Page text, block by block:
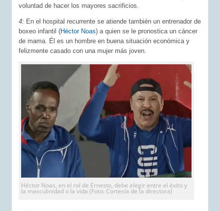
voluntad de hacer los mayores sacrificios.
4: En el hospital recurrente se atiende también un entrenador de
boxeo infantil (Héctor Noas) a quien se le pronostica un cáncer
de mama. Él es un hombre en buena situación económica y
felizmente casado con una mujer más joven.
Héctor Noas, en el rol de Ernesto, debe elegir entre el éxito y
la masculinidad o la vida (Foto: Cortesía de la directora)